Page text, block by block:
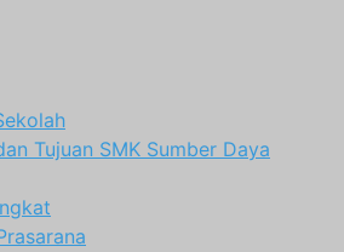
Tujuan SMK Sumber Daya